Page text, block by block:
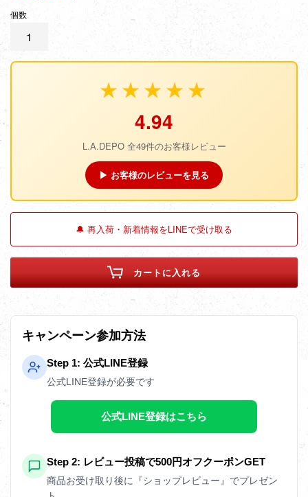
価
個数
★★★★★
4.94
L.A.DEPO 全49件のお客様レビュー
▶ お客様のレビューを見る
🔔 再入荷・新着情報をLINEで受け取る
カートに入れる
キャンペーン参加方法
Step 1: 公式LINE登録
公式LINE登録が必要です
公式LINE登録はこちら
Step 2: レビュー投稿で500円オフクーポンGET
商品お受け取り後に『ショップレビュー』でプレゼン